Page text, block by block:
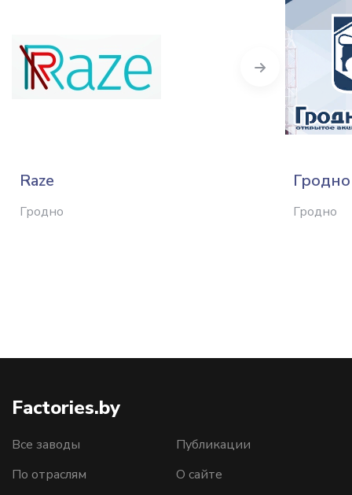
Raze
Гродно Гродно
Next
Factories.by
Все заводы
По отраслям
Публикации
О сайте